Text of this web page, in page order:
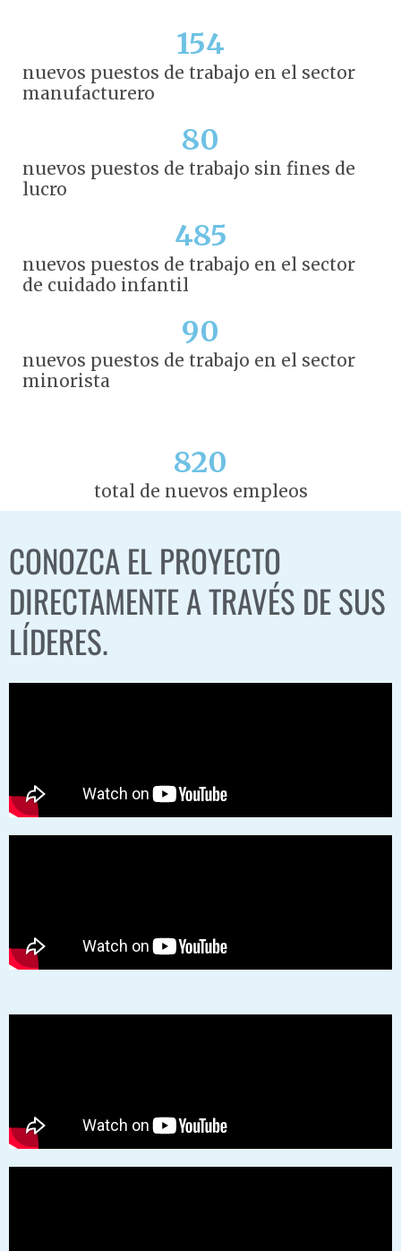
nuevos puestos de trabajo en el sector
manufacturero
154
nuevos puestos de trabajo sin fines de
lucro
80
nuevos puestos de trabajo en el sector
de cuidado infantil
485
nuevos puestos de trabajo en el sector
minorista
90
total de nuevos empleos
820
CONOZCA EL PROYECTO
DIRECTAMENTE A TRAVÉS DE SUS
LÍDERES.